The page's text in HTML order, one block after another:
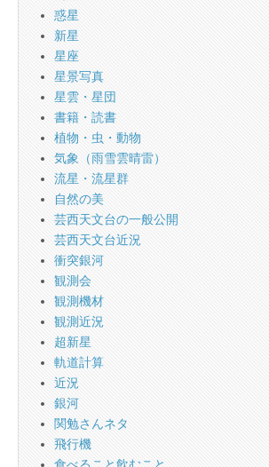
惑星
新星
星座
星景写真
星雲・星団
書籍・読書
植物・虫・動物
気象（雨雪雲晴雷）
流星・流星群
自然の美
芸西天文台の一般公開
芸西天文台近況
衝突銀河
観測会
観測機材
観測近況
超新星
軌道計算
近況
銀河
関勉さんネタ
飛行機